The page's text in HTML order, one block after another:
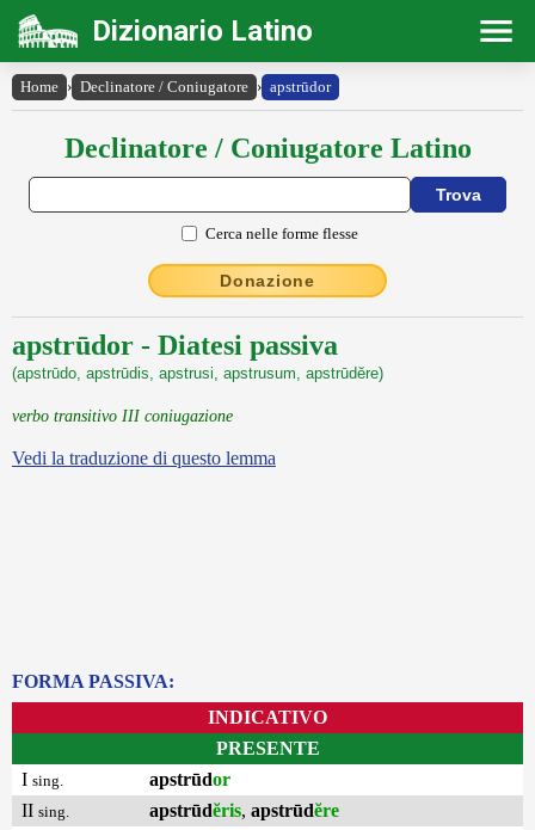
Dizionario Latino
Home › Declinatore / Coniugatore › apstrūdor
Declinatore / Coniugatore Latino
Cerca nelle forme flesse
Donazione
apstrūdor - Diatesi passiva
(apstrūdo, apstrūdis, apstrusi, apstrusum, apstrūdĕre)
verbo transitivo III coniugazione
Vedi la traduzione di questo lemma
FORMA PASSIVA:
INDICATIVO
PRESENTE
I sing. apstrūdor
II sing. apstrūdĕris, apstrūdĕre